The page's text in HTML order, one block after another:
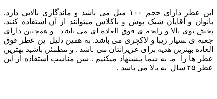
این عطر دارای حجم ۱۰۰ میل می باشد و ماندگاری بالایی دارد.
بانوان و آقایان شیک پوش و باکلاس میتوانند از آن استفاده کنند.
پخش بوی بالا و رایحه ی فوق العاده ای می باشد . و همچنین دارای
جعبه ی بسیار زیبا و لاکچری می باشد. به همین دلیل این عطر فوق
العاده بهترین هدیه برای عزیزانتان می باشد . و مطمئن باشید بهترین
عطر ها را ما به شما پیشنهاد میکنیم . سن مناسب استفاده از این
عطر ۲۵ سال به بالا می باشد .